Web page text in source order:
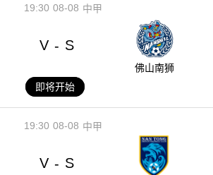
08-08
19:30 中甲
V - S
佛山南狮
即将开始
08-08
19:30 中甲
V - S